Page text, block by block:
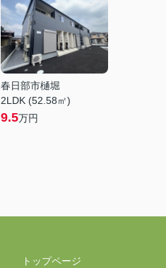
春日部市樋堀
2LDK (52.58㎡)
9.5万円
トップページ